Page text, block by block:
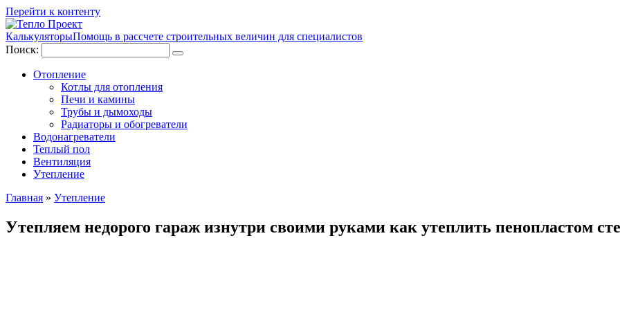
Перейти к контенту
КалькуляторыПомощь в рассчете строительных величин для специалистов
Поиск:
Отопление
Котлы для отопления
Печи и камины
Трубы и дымоходы
Радиаторы и обогреватели
Водонагреватели
Теплый пол
Вентиляция
Утепление
Главная » Утепление
Утепляем недорого гараж изнутри своими руками как утеплить пенопластом